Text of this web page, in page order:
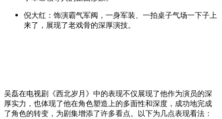
倪大红：饰演霸气军阀，一身军装、一拍桌子气场一下子上
来了，展现了老戏骨的深厚演技。
吴磊在电视剧《西北岁月》中的表现不仅展现了他作为演员的深
厚实力，也体现了他在角色塑造上的多面性和深度，成功地完成
了角色的转变，为剧集增添了许多看点。以下为几点表现看法：